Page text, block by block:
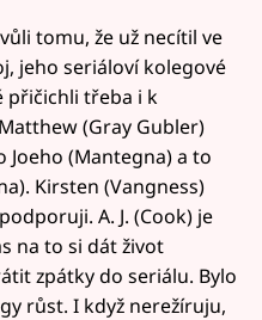
tomu, že už necítil ve
jeho seriáloví kolegové
přičichli třeba i k
(Gray Gubler)
(Mantegna) a to
Kirsten (Vangness)
A. J. (Cook) je
na to si dát život
zpátky do seriálu. Bylo
růst. I když nerežíruju,